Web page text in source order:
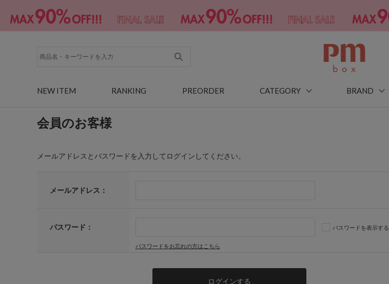
NEW ITEM RANKING PREORDER CATEGORY BRAND
会員のお客様
メールアドレスとパスワードを入力してログインしてください。
メールアドレス：
パスワード： パスワードを表示する
パスワードをお忘れの方はこちら